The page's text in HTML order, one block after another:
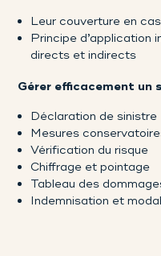
Leur couverture en
Principe d’application
directs et indirects
Gérer efficacement un
Déclaration de sinistre
Mesures
Vérification du risque
Chiffrage et pointage
Tableau des
Indemnisation et